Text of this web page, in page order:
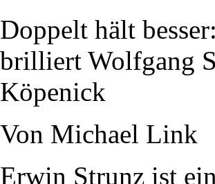
Doppelt hält
brilliert Wolfgang
Köpenick
Von Michael Link
Erwin Strunz ist